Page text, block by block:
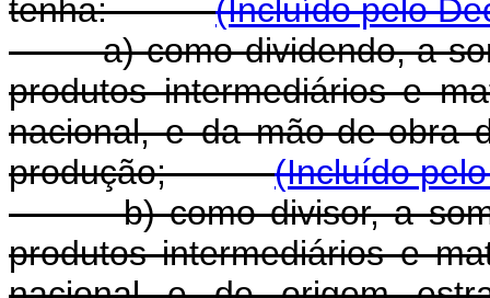
tenha:(Incluído pelo
a) como dividendo, a
produtos intermediários e
nacional, e da mão-de-obra
produção;(Incluído
b) como divisor, a
produtos intermediários e